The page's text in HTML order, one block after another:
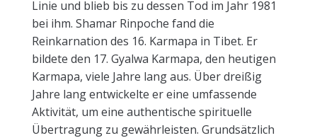
Linie und blieb bis zu dessen Tod im Jahr 1981
bei ihm. Shamar Rinpoche fand die
Reinkarnation des 16. Karmapa in Tibet. Er
bildete den 17. Gyalwa Karmapa, den heutigen
Karmapa, viele Jahre lang aus. Über dreißig
Jahre lang entwickelte er eine umfassende
Aktivität, um eine authentische spirituelle
Übertragung zu gewährleisten. Grundsätzlich